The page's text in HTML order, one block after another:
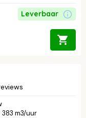
Leverbaar
383 m3/uur